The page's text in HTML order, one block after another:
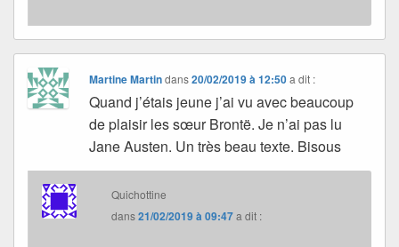
Martine Martindans20/02/2019 à 12:50 a dit :
Quand j’étais jeune j’ai vu avec beaucoup
de plaisir les sœur Brontë. Je n’ai pas lu
Jane Austen. Un très beau texte. Bisous
Quichottine
dans21/02/2019 à 09:47a dit :